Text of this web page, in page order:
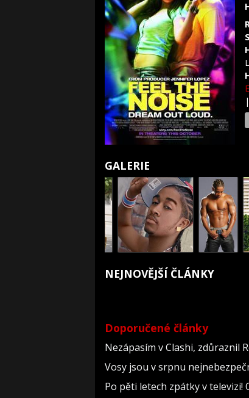
|
GALERIE
NEJNOVĚJŠÍ ČLÁNKY
Doporučené články
Nezápasím v Clashi, zdůraznil
Vosy jsou v srpnu
Po pěti letech zpátky v televizi!